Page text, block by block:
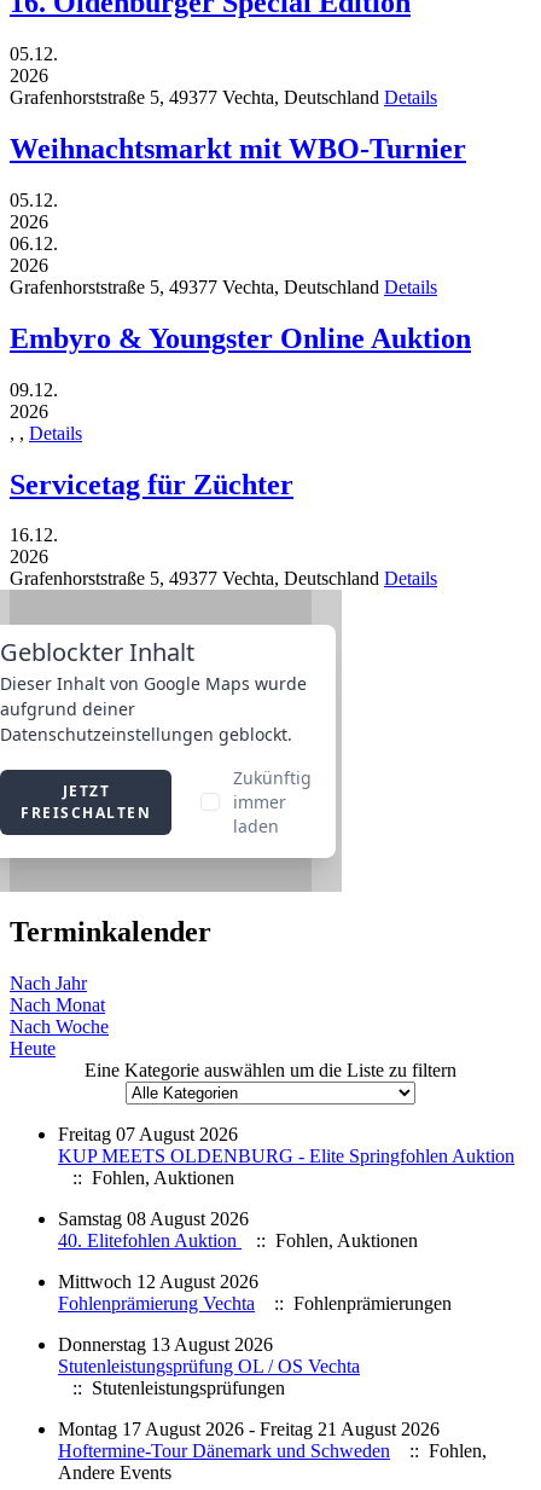
05.12.
2026
Grafenhorststraße 5, 49377 Vechta, Deutschland Details
Weihnachtsmarkt mit WBO-Turnier
05.12.
2026
06.12.
2026
Grafenhorststraße 5, 49377 Vechta, Deutschland Details
Embyro & Youngster Online Auktion
09.12.
2026
, , Details
Servicetag für Züchter
16.12.
2026
Grafenhorststraße 5, 49377 Vechta, Deutschland Details
Terminkalender
Nach Jahr
Nach Monat
Nach Woche
Heute
Eine Kategorie auswählen um die Liste zu filtern
Freitag 07 August 2026
KUP MEETS OLDENBURG - Elite Springfohlen Auktion
:: Fohlen, Auktionen
Samstag 08 August 2026
40. Elitefohlen Auktion
:: Fohlen, Auktionen
Mittwoch 12 August 2026
Fohlenprämierung Vechta
:: Fohlenprämierungen
Donnerstag 13 August 2026
Stutenleistungsprüfung OL / OS Vechta
:: Stutenleistungsprüfungen
Montag 17 August 2026 - Freitag 21 August 2026
Hoftermine-Tour Dänemark und Schweden
:: Fohlen,
Andere Events